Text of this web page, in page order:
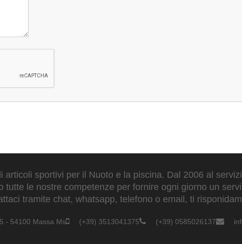
articoli sportivi per il Nuoto e la piscina. Dal 2006 al
tutte le nostre competenze per fornire ogni giorno un
tramite chat, whatsapp, telefono o email, ti
- 54100 Massa Ms (+39) 3513041375 (+39) 0585026137